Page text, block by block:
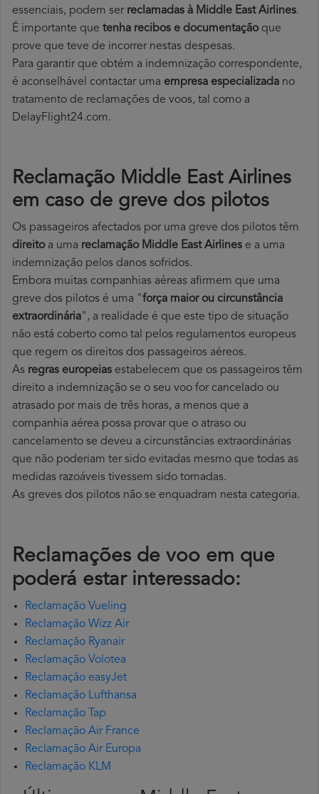
essenciais, podem ser reclamadas à Middle East Airlines.
É importante que tenha recibos e documentaçãoque
prove que teve de incorrer nestas despesas.
Para garantir que obtém a indemnização correspondente,
é aconselhável contactar uma empresa especializada no
tratamento de reclamações de voos, tal como a
DelayFlight24.com.
Reclamação Middle East Airlines
em caso de greve dos pilotos
Os passageiros afectados por uma greve dos pilotos têm
direitoa uma reclamação Middle East Airlines e a uma
indemnização pelos danos sofridos.
Embora muitas companhias aéreas afirmem que uma
greve dos pilotos é uma "força maior ou circunstância
extraordinária", a realidade é que este tipo de situação
não está coberto como tal pelos regulamentos europeus
que regem os direitos dos passageiros aéreos.
As regras europeias estabelecem que os passageiros têm
direito a indemnização se o seu voo for cancelado ou
atrasado por mais de três horas, a menos que a
companhia aérea possa provar que o atraso ou
cancelamento se deveu a circunstâncias extraordinárias
que não poderiam ter sido evitadas mesmo que todas as
medidas razoáveis tivessem sido tomadas.
As greves dos pilotos não se enquadram nesta categoria.
Reclamações de voo em que
poderá estar interessado:
Reclamação Vueling
Reclamação Wizz Air
Reclamação Ryanair
Reclamação Volotea
Reclamação easyJet
Reclamação Lufthansa
Reclamação Tap
Reclamação Air France
Reclamação Air Europa
Reclamação KLM